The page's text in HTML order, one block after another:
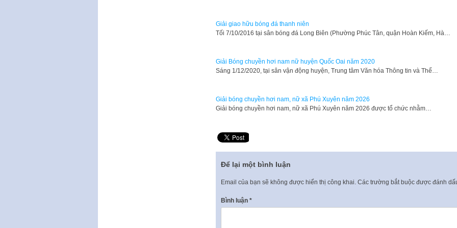
Giải giao hữu bóng đá thanh niên
Tối 7/10/2016 tại sân bóng đá Long Biên (Phường Phúc Tân, quận Hoàn Kiếm, Hà…
Giải Bóng chuyền hơi nam nữ huyện Quốc Oai năm 2020
Sáng 1/12/2020, tại sân vận động huyện, Trung tâm Văn hóa Thông tin và Thể…
Giải bóng chuyền hơi nam, nữ xã Phú Xuyên năm 2026
Giải bóng chuyền hơi nam, nữ xã Phú Xuyên năm 2026 được tổ chức nhằm…
Để lại một bình luận
Email của bạn sẽ không được hiển thị công khai. Các trường bắt buộc được đánh
Bình luận *